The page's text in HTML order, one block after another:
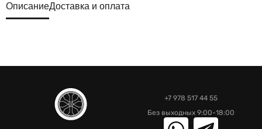
ОписаниеДоставка и оплата
+7 978 517 44 55
Без выходных 9:00-18:00